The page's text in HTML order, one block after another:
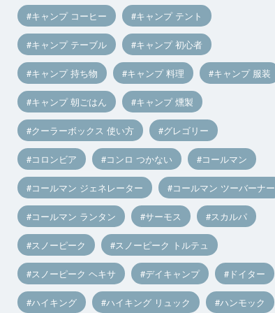
キャンプ コーヒー キャンプ テント
キャンプ テーブル キャンプ 初心者
キャンプ 持ち物 キャンプ 料理 キャンプ 服装
キャンプ 朝ごはん キャンプ 燻製
クーラーボックス 使い方 グレゴリー
コロンビア コンロ つかない コールマン
コールマン ジェネレーター コールマン ツーバーナー
コールマン ランタン サーモス スカルパ
スノーピーク スノーピーク トルテュ
スノーピーク ヘキサ デイキャンプ ドイター
ハイキング ハイキング リュック ハンモック